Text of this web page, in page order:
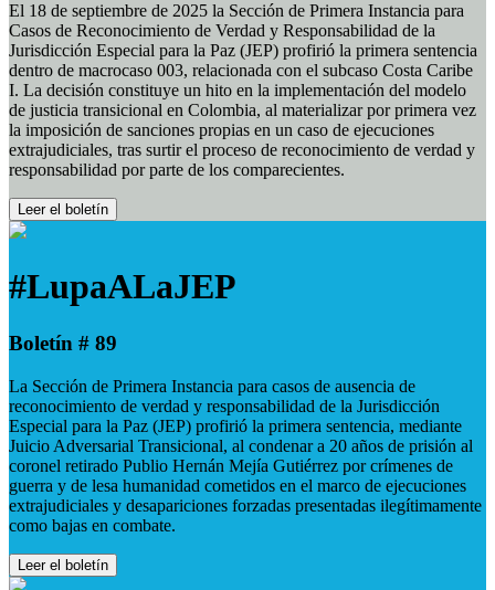
El 18 de septiembre de 2025 la Sección de Primera Instancia para
Casos de Reconocimiento de Verdad y Responsabilidad de la
Jurisdicción Especial para la Paz (JEP) profirió la primera sentencia
dentro de macrocaso 003, relacionada con el subcaso Costa Caribe
I. La decisión constituye un hito en la implementación del modelo
de justicia transicional en Colombia, al materializar por primera vez
la imposición de sanciones propias en un caso de ejecuciones
extrajudiciales, tras surtir el proceso de reconocimiento de verdad y
responsabilidad por parte de los comparecientes.
Leer el boletín
#LupaALaJEP
Boletín # 89
La Sección de Primera Instancia para casos de ausencia de
reconocimiento de verdad y responsabilidad de la Jurisdicción
Especial para la Paz (JEP) profirió la primera sentencia, mediante
Juicio Adversarial Transicional, al condenar a 20 años de prisión al
coronel retirado Publio Hernán Mejía Gutiérrez por crímenes de
guerra y de lesa humanidad cometidos en el marco de ejecuciones
extrajudiciales y desapariciones forzadas presentadas ilegítimamente
como bajas en combate.
Leer el boletín